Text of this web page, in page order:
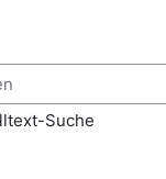
Suchfeld oder
Suche